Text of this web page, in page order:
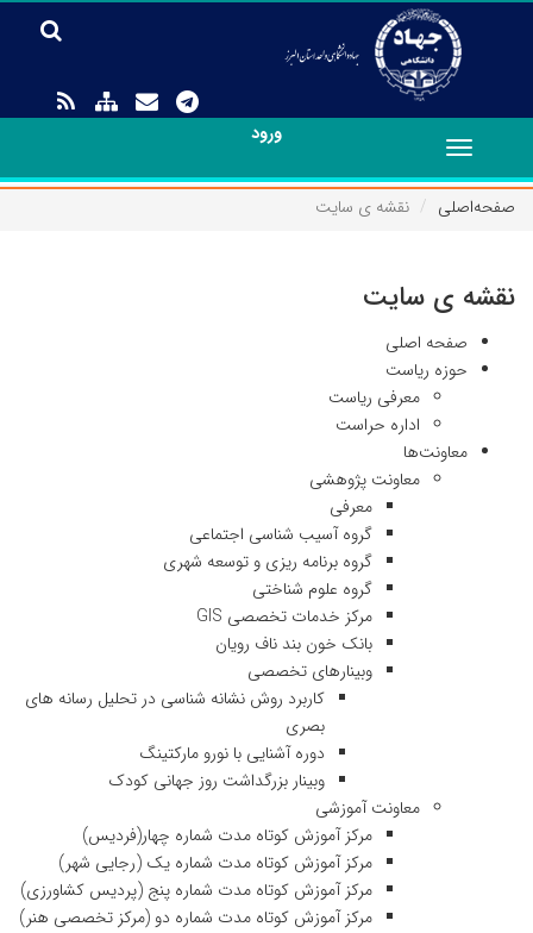
ورود
Toggle
navigation
صفحه‌اصلی
نقشه ی سایت
نقشه ی سایت
صفحه اصلی
حوزه ریاست
معرفی ریاست
اداره حراست
معاونت‌ها
معاونت پژوهشی
معرفی
گروه آسیب شناسی اجتماعی
گروه برنامه ریزی و توسعه شهری
گروه علوم شناختی
مرکز خدمات تخصصی GIS
بانک خون بند ناف رویان
وبینارهای تخصصی
کاربرد روش نشانه شناسی در تحلیل رسانه های
بصری
دوره آشنایی با نورو مارکتینگ
وبینار بزرگداشت روز جهانی کودک
معاونت آموزشی
مرکز آموزش کوتاه مدت شماره چهار(فردیس)
مرکز آموزش کوتاه مدت شماره یک (رجایی شهر)
مرکز آموزش کوتاه مدت شماره پنج (پردیس کشاورزی)
مرکز آموزش کوتاه مدت شماره دو (مرکز تخصصی هنر)